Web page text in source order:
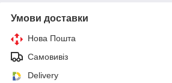
Умови доставки
Нова Пошта
Самовивіз
Delivery